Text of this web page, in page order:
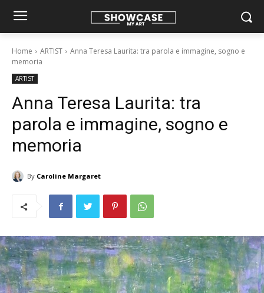
Home ARTIST
Anna Teresa Laurita: tra parola e immagine, sogno e
memoria
ARTIST
Anna Teresa Laurita: tra
parola e immagine, sogno e
memoria
By Caroline Margaret